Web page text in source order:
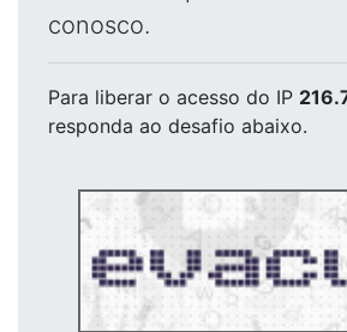
conosco.
Para liberar o acesso do IP
responda ao desafio abaixo.